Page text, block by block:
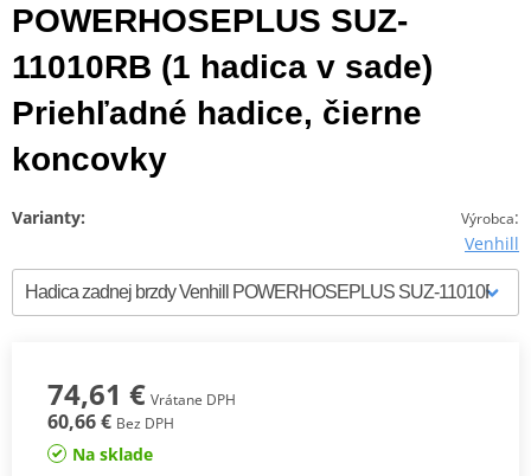
POWERHOSEPLUS SUZ-
11010RB (1 hadica v sade)
Priehľadné hadice, čierne
koncovky
Výrobca:
Venhill
Varianty:
74,61 € Vrátane DPH
60,66 € Bez DPH
Na sklade